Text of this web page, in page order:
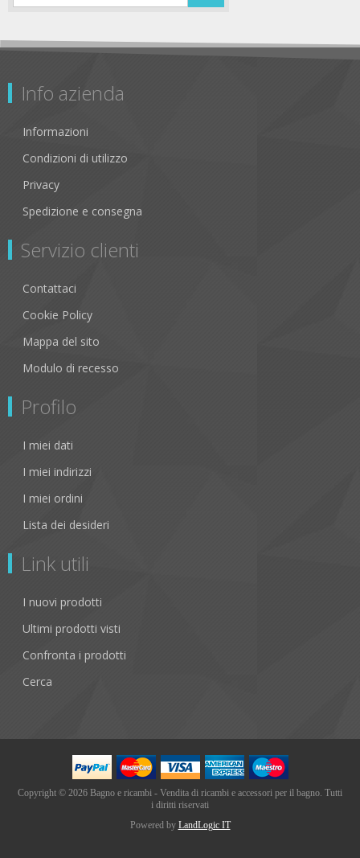
Info azienda
Informazioni
Condizioni di utilizzo
Privacy
Spedizione e consegna
Servizio clienti
Contattaci
Cookie Policy
Mappa del sito
Modulo di recesso
Profilo
I miei dati
I miei indirizzi
I miei ordini
Lista dei desideri
Link utili
I nuovi prodotti
Ultimi prodotti visti
Confronta i prodotti
Cerca
Copyright © 2026 Bagno e ricambi - Vendita di ricambi e accessori per il bagno. Tutti
i diritti riservati
Powered by LandLogic IT